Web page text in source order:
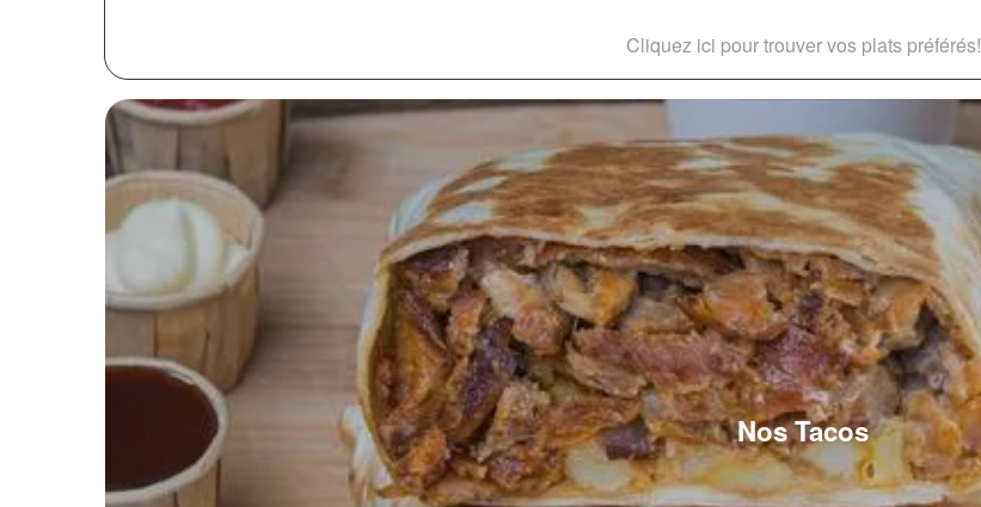
Cliquez ici pour trouver vos plats préférés!
Nos Tacos